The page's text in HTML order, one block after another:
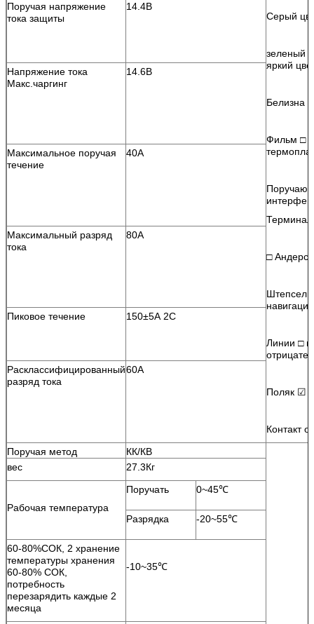
Серый
зеленый
яркий
Белизна □
Фильм □
□
Линии □
Поляк ☑
Контакт
Поручая напряжение
тока защиты
14.4В
Напряжение тока
Макс.чаргинг
14.6В
Максимальное поручая
течение
40А
Максимальный разряд
тока
80А
Пиковое течение 150±5А 2С
Расклассифицированный
разряд тока
60А
Поручая метод
КК/КВ
вес
27.3Кг
Рабочая температура
Поручать 0~45℃
Разрядка -20~55℃
60-80%СОК, 2 хранение
температуры хранения
60-80% СОК,
потребность
перезарядить каждые 2
месяца
-10~35℃